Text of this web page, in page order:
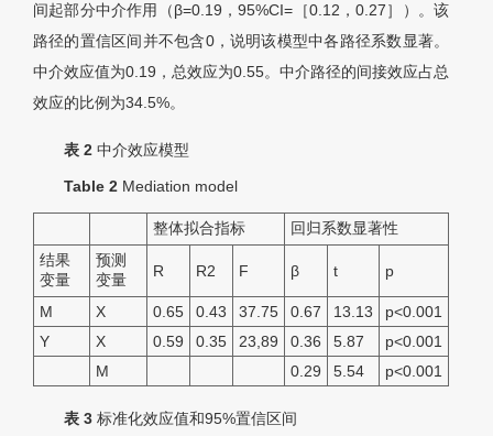
间起部分中介作用（β=0.19，95%CI=［0.12，0.27］）。该
路径的置信区间并不包含0，说明该模型中各路径系数显著。
中介效应值为0.19，总效应为0.55。中介路径的间接效应占总
效应的比例为34.5%。
表 2 中介效应模型
Table 2 Mediation model
整体拟合指标
回归系数显著性
结果
变量
预测
变量
R R2 F β t p
M X 0.65 0.43 37.75 0.67 13.13
p<0.001
Y
X 0.59 0.35 23,89 0.36 5.87
p<0.001
M
0.29 5.54 p<0.001
表 3 标准化效应值和95%置信区间